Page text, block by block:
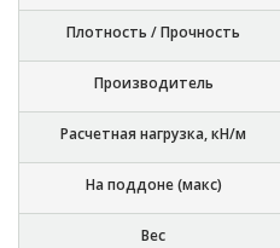
Плотность / Прочность
Производитель
Расчетная нагрузка, кН/м
На поддоне (макс)
Вес